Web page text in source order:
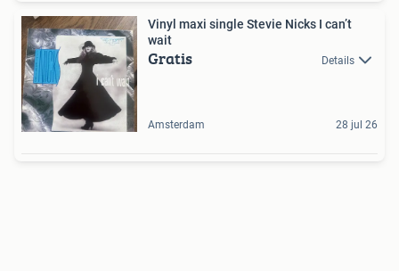
Vinyl maxi single Stevie Nicks I can’t
wait
Gratis Details
Amsterdam 28 jul 26